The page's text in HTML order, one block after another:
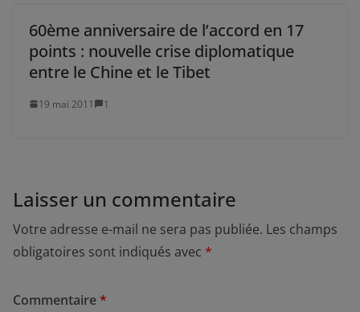
60ème anniversaire de l’accord en 17
points : nouvelle crise diplomatique
entre le Chine et le Tibet
19 mai 2011 1
Laisser un commentaire
Votre adresse e-mail ne sera pas publiée. Les champs
obligatoires sont indiqués avec *
Commentaire*